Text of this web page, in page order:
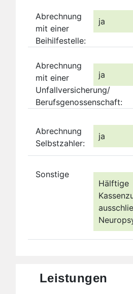
Abrechnung
mit einer
Beihilfestelle:
ja
Abrechnung
mit einer
Unfallversicherung/
Berufsgenossenschaft:
ja
Abrechnung
Selbstzahler:
ja
Sonstige
Hälftige
Leistungen